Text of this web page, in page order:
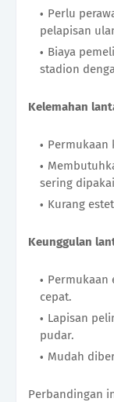
Perlu
pelapisan
Biaya
stadion
Kelemahan
Permukaan
sering
Kurang
Keunggulan
Permukaan
cepat.
Lapisan
pudar.
Mudah
Perbandingan